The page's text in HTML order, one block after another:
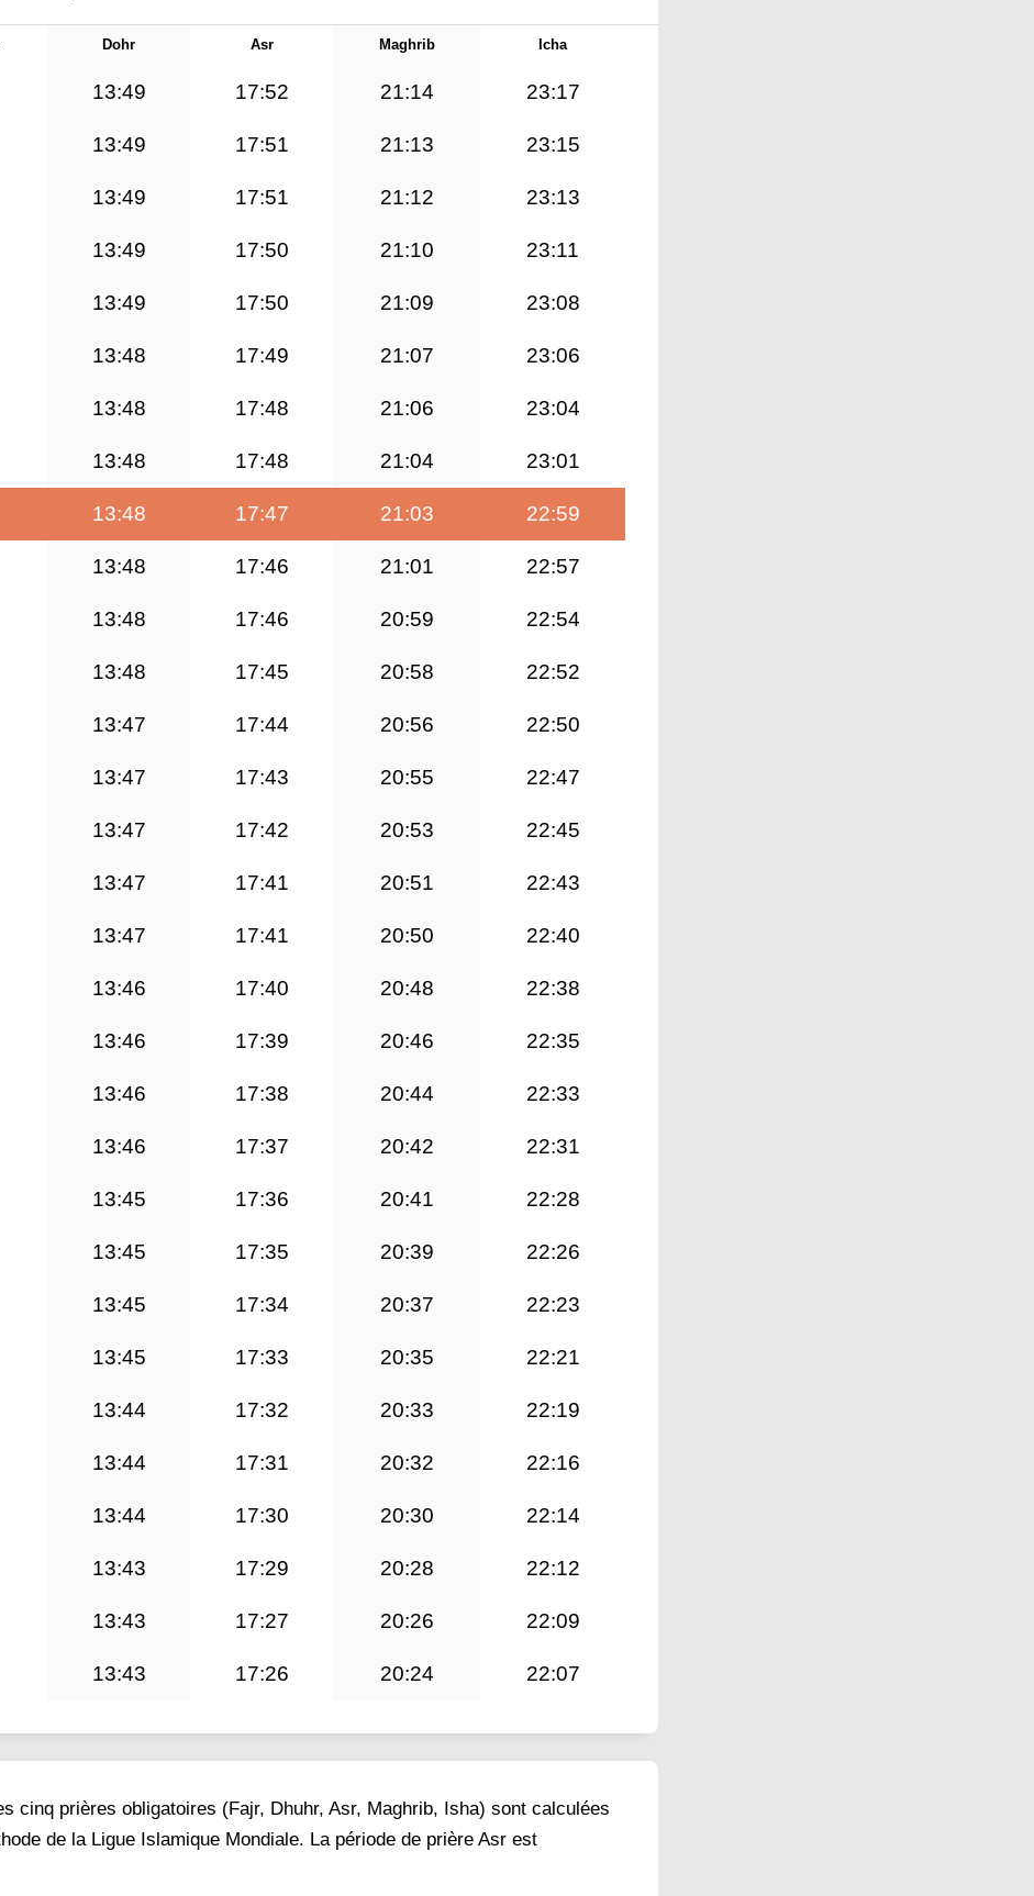
Dohr Asr Maghrib Icha
13:49 17:52 21:14 23:17
13:49 17:51 21:13 23:15
13:49 17:51 21:12 23:13
13:49 17:50 21:10 23:11
13:49 17:50 21:09 23:08
13:48 17:49 21:07 23:06
13:48 17:48 21:06 23:04
13:48 17:48 21:04 23:01
13:48 17:47 21:03 22:59
13:48 17:46 21:01 22:57
13:48 17:46 20:59 22:54
13:48 17:45 20:58 22:52
13:47 17:44 20:56 22:50
13:47 17:43 20:55 22:47
13:47 17:42 20:53 22:45
13:47 17:41 20:51 22:43
13:47 17:41 20:50 22:40
13:46 17:40 20:48 22:38
13:46 17:39 20:46 22:35
13:46 17:38 20:44 22:33
13:46 17:37 20:42 22:31
13:45 17:36 20:41 22:28
13:45 17:35 20:39 22:26
13:45 17:34 20:37 22:23
13:45 17:33 20:35 22:21
13:44 17:32 20:33 22:19
13:44 17:31 20:32 22:16
13:44 17:30 20:30 22:14
13:43 17:29 20:28 22:12
13:43 17:27 20:26 22:09
13:43 17:26 20:24 22:07
cinq prières obligatoires (Fajr, Dhuhr, Asr, Maghrib, Isha) sont calculées
de la Ligue Islamique Mondiale. La période de prière Asr est